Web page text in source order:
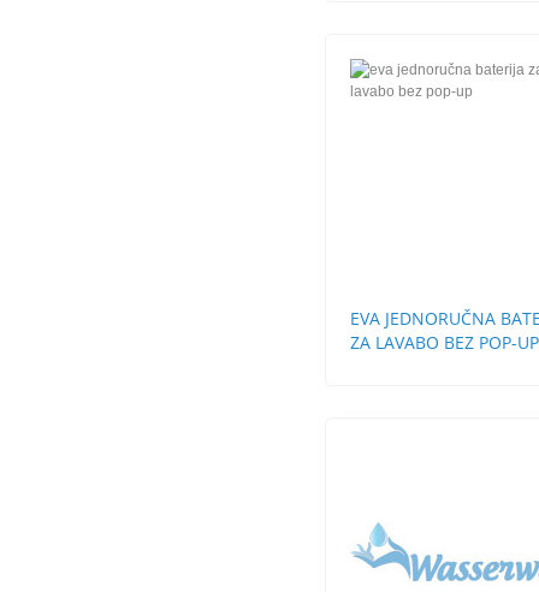
EVA JEDNORUČNA
ZA LAVABO BEZ POP-UP